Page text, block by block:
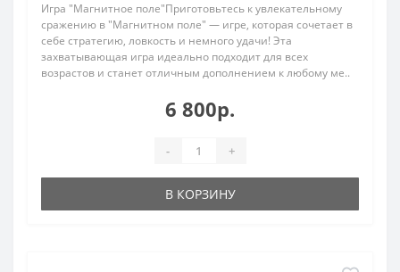
Игра "Магнитное поле"Приготовьтесь к увлекательному
сражению в "Магнитном поле" — игре, которая сочетает в
себе стратегию, ловкость и немного удачи! Эта
захватывающая игра идеально подходит для всех
возрастов и станет отличным дополнением к любому ме..
6 800р.
- +
В КОРЗИНУ